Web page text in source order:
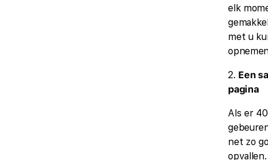
elk
met u
2. Een
pagina
Als er
net zo
opvallen.